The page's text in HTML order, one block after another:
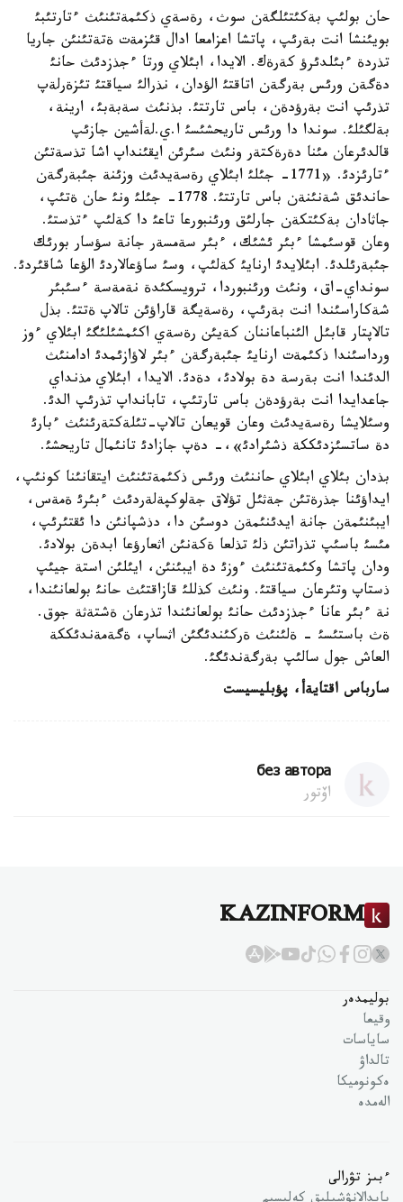
حان بولئپ بةكئتئلگةن سوث، رةسةي ذكئمةتئنئث ءتارتئبئ
بويئنشا انت بةرئپ، پاتشا اعزامعا ادال قئزمةت ةتةتئنئن جاريا
تذردة ءبئلدئرؤ كةرةك. الايدا، ابئلاي ورتا ءجذزدئث حانئ
دةگةن ورئس بةرگةن اتاقتئ الؤدان، نذرالئ سياقتئ تئزةرلةپ
تذرئپ انت بةرؤدةن، باس تارتتئ. بذنئث سةبةبئ، ارينة،
بةلگئلئ. سوندا دا ورئس تاريحشئسئ ا.ي.لةأشين جازئپ
قالدئرعان مئنا دةرةكتةر ونئث سئرئن ايقئنداپ اشا تذسةتئن
ءتارئزدئ. «1771- جئلئ ابئلاي رةسةيدئث وزئنة جئبةرگةن
حاندئق شةنئنةن باس تارتتئ. 1778- جئلئ ونئ حان ةتئپ،
جاثادان بةكئتكةن جارلئق ورئنبورعا تاعئ دا كةلئپ ءتذستئ.
وعان قوسئمشا ءبئر ئشئك، ءبئر سةمسةر جانة سؤسار بورئك
جئبةرئلدئ. ابئلايدئ ارنايئ كةلئپ، وسئ ساؤعالاردئ الؤعا شاقئردئ.
سونداي-اق، ونئث ورئنبوردا، ترويسكئدة نةمةسة ءسئبئر
شةكاراسئندا انت بةرئپ، رةسةيگة قاراؤئن تالاپ ةتتئ. بذل
تالاپتار قابئل الئنباعاننان كةيئن رةسةي اكئمشئلئگئ ابئلاي ءوز
ورداسئندا ذكئمةت ارنايئ جئبةرگةن ءبئر لاؤازئمدئ ادامنئث
الدئندا انت بةرسة دة بولادئ، دةدئ. الايدا، ابئلاي مذنداي
جاعدايدا انت بةرؤدةن باس تارتئپ، تابانداپ تذرئپ الدئ.
وسئلايشا رةسةيدئث وعان قويعان تالاپ-تئلةكتةرئنئث ءبارئ
دة ساتسئزدئككة ذشئرادئ»،- دةپ جازادئ تانئمال تاريحشئ.
بذدان بئلاي ابئلاي حاننئث ورئس ذكئمةتئنئث ايتقانئنا كونئپ،
ايداؤئنا جذرةتئن جةثئل تؤلاق جةلوكپةلةردئث ءبئرئ ةمةس،
ايبئنئمةن جانة ايدئنئمةن دوسئن دا، دذشپانئن دا ئقتئرئپ،
مئسئ باسئپ تذراتئن ذلئ تذلعا ةكةنئن اثعارؤعا ابدةن بولادئ.
ودان پاتشا وكئمةتئنئث ءوزئ دة ايبئنئن، ايئلئن استة جيئپ
ذستاپ وتئرعان سياقتئ. ونئث كذللئ قازاقتئث حانئ بولعانئندا،
نة ءبئر عانا ءجذزدئث حانئ بولعانئندا تذرعان ةشتةثة جوق.
ةث باستئسئ - ةلئنئث ةركئندئگئن اثساپ، ةگةمةندئككة
العاش جول سالئپ بةرگةندئگئ.
سارباس اقتايةأ، پؤبليسيست
без автора
اۆتور
KAZINFORM
بوليمدەر
وقيعا
ساياسات
تالداۋ
ەكونوميكا
الەمدە
ءبىز تۋرالى